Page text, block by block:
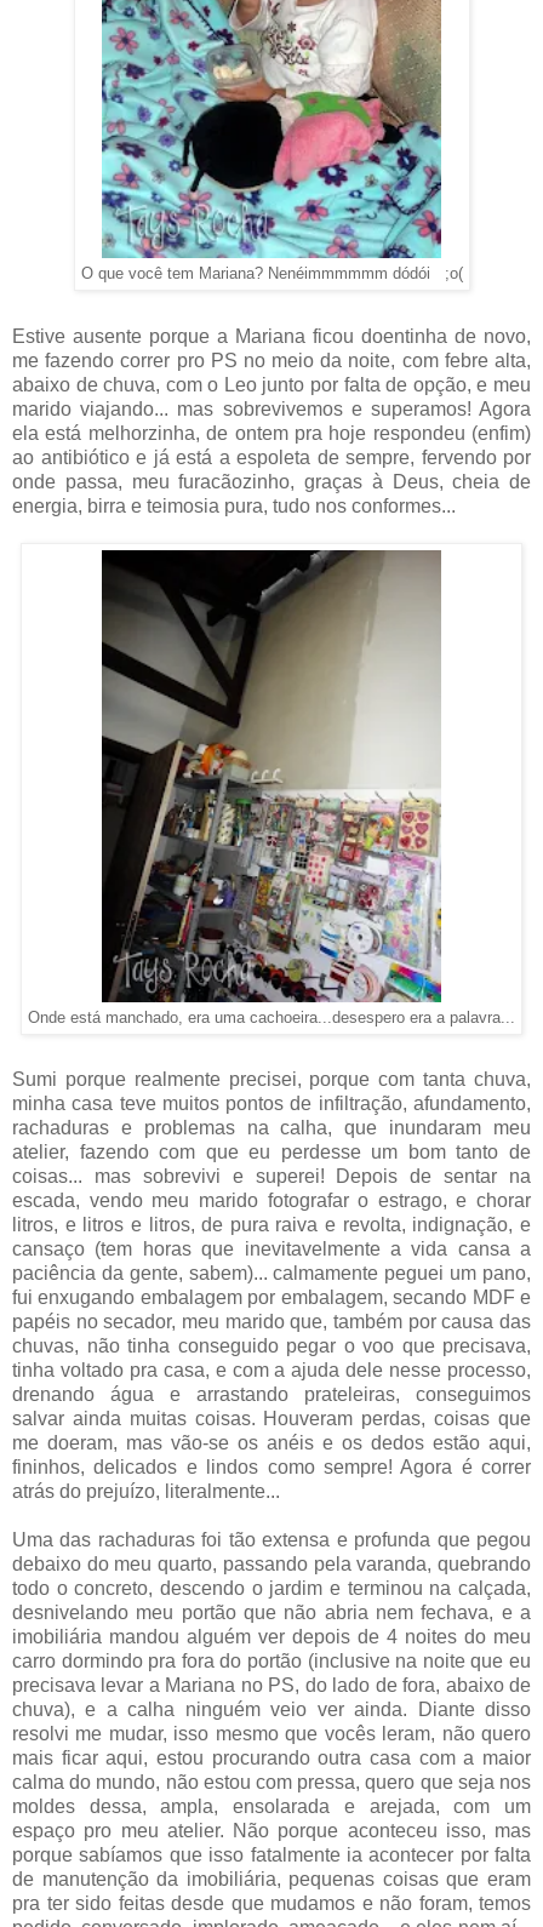
O que você tem Mariana? Nenéimmmmmm dódói ;o(
Estive ausente porque a Mariana ficou doentinha de novo,
me fazendo correr pro PS no meio da noite, com febre alta,
abaixo de chuva, com o Leo junto por falta de opção, e meu
marido viajando... mas sobrevivemos e superamos! Agora
ela está melhorzinha, de ontem pra hoje respondeu (enfim)
ao antibiótico e já está a espoleta de sempre, fervendo por
onde passa, meu furacãozinho, graças à Deus, cheia de
energia, birra e teimosia pura, tudo nos conformes...
Onde está manchado, era uma cachoeira...desespero era a palavra...
Sumi porque realmente precisei, porque com tanta chuva,
minha casa teve muitos pontos de infiltração, afundamento,
rachaduras e problemas na calha, que inundaram meu
atelier, fazendo com que eu perdesse um bom tanto de
coisas... mas sobrevivi e superei! Depois de sentar na
escada, vendo meu marido fotografar o estrago, e chorar
litros, e litros e litros, de pura raiva e revolta, indignação, e
cansaço (tem horas que inevitavelmente a vida cansa a
paciência da gente, sabem)... calmamente peguei um pano,
fui enxugando embalagem por embalagem, secando MDF e
papéis no secador, meu marido que, também por causa das
chuvas, não tinha conseguido pegar o voo que precisava,
tinha voltado pra casa, e com a ajuda dele nesse processo,
drenando água e arrastando prateleiras, conseguimos
salvar ainda muitas coisas. Houveram perdas, coisas que
me doeram, mas vão-se os anéis e os dedos estão aqui,
fininhos, delicados e lindos como sempre! Agora é correr
atrás do prejuízo, literalmente...
Uma das rachaduras foi tão extensa e profunda que pegou
debaixo do meu quarto, passando pela varanda, quebrando
todo o concreto, descendo o jardim e terminou na calçada,
desnivelando meu portão que não abria nem fechava, e a
imobiliária mandou alguém ver depois de 4 noites do meu
carro dormindo pra fora do portão (inclusive na noite que eu
precisava levar a Mariana no PS, do lado de fora, abaixo de
chuva), e a calha ninguém veio ver ainda. Diante disso
resolvi me mudar, isso mesmo que vocês leram, não quero
mais ficar aqui, estou procurando outra casa com a maior
calma do mundo, não estou com pressa, quero que seja nos
moldes dessa, ampla, ensolarada e arejada, com um
espaço pro meu atelier. Não porque aconteceu isso, mas
porque sabíamos que isso fatalmente ia acontecer por falta
de manutenção da imobiliária, pequenas coisas que eram
pra ter sido feitas desde que mudamos e não foram, temos